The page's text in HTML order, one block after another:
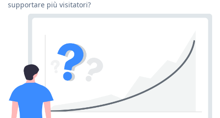
supportare più visitatori?